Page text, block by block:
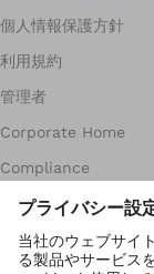
個人情報保護方針
利用規約
管理者
Corporate Home
Compliance